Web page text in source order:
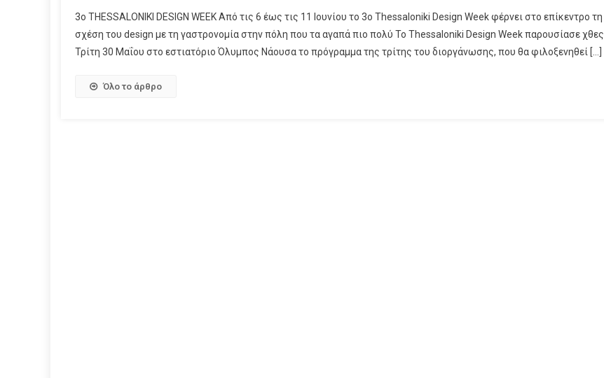
3ο THESSALONIKI DESIGN WEEK Από τις 6 έως τις 11 Ιουνίου το 3ο Thessaloniki Design Week φέρνει στο επίκεντρο τη
σχέση του design με τη γαστρονομία στην πόλη που τα αγαπά πιο πολύ Το Thessaloniki Design Week παρουσίασε χθες
Τρίτη 30 Μαΐου στο εστιατόριο Όλυμπος Νάουσα το πρόγραμμα της τρίτης του διοργάνωσης, που θα φιλοξενηθεί […]
Όλο το άρθρο